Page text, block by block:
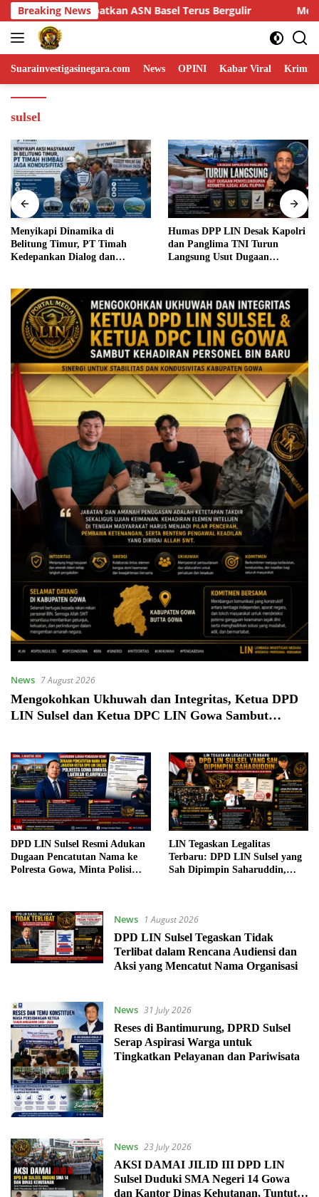
Skip
to
content
Breaking News
Bergulir Menyikapi Dinamika di Belitung Timur, PT
Suarainvestigasinegara.com News OPINI Kabar Viral
sulsel
Humas DPP LIN Desak Kapolri
dan Panglima TNI Turun
Langsung Usut Dugaan
Stop Bakar Lahan, Babinsa
Bersama Bhabinkamtibmas
Gencar Edukasi Warga
News 7 August 2026
Mengokohkan Ukhuwah dan Integritas, Ketua DPD
LIN Sulsel dan Ketua DPC LIN Gowa Sambut
DPD LIN Sulsel Resmi Adukan
Dugaan Pencatutan Nama ke
Polresta Gowa, Minta Polisi
LIN Tegaskan Legalitas
Terbaru: DPD LIN Sulsel yang
Sah Dipimpin Saharuddin,
News
1 August 2026
DPD LIN Sulsel Tegaskan Tidak
Terlibat dalam Rencana Audiensi dan
Aksi yang Mencatut Nama Organisasi
News 31 July 2026
Reses di Bantimurung, DPRD Sulsel
Serap Aspirasi Warga untuk
Tingkatkan Pelayanan dan Pariwisata
News 23 July 2026
AKSI DAMAI JILID III DPD LIN
Sulsel Duduki SMA Negeri 14 Gowa
dan Kantor Dinas Kehutanan, Tuntut